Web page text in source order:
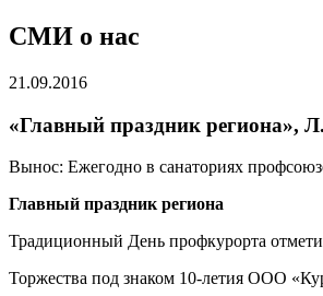
СМИ о нас
21.09.2016
«Главный праздник региона»,
Вынос: Ежегодно в санаториях
Главный праздник региона
Традиционный День профкурорта
Торжества под знаком 10-летия ООО